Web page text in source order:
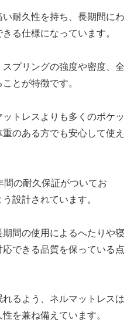
耐久性を持ち、長期間にわ
る仕様になっています。
プリングの強度や密度、全
とが特徴です。
トレスよりも多くのポケッ
のある方でも安心して使え
間の耐久保証がついてお
設計されています。
間の使用によるへたりや寝
できる品質を保っている点
るよう、ネルマットレスは
を兼ね備えています。